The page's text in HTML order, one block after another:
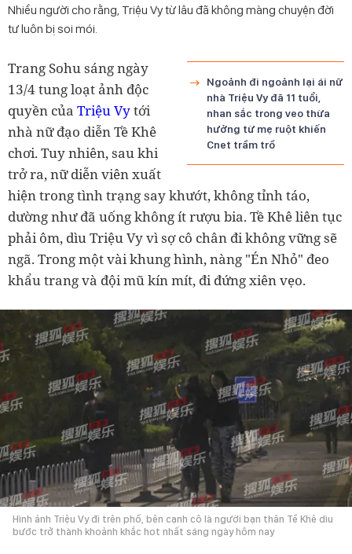
Nhiều người cho rằng, Triệu Vy từ lâu đã không màng chuyện đời
tư luôn bị soi mói.
Ngoảnh đi ngoảnh lại ái nữ
nhà Triệu Vy đã 11 tuổi,
nhan sắc trong veo thừa
hưởng từ mẹ ruột khiến
Cnet trầm trồ
Trang Sohu sáng ngày
13/4 tung loạt ảnh độc
quyền của Triệu Vytới
nhà nữ đạo diễn Tề Khê
chơi. Tuy nhiên, sau khi
trở ra, nữ diễn viên xuất
hiện trong tình trạng say khướt, không tỉnh táo,
dường như đã uống không ít rượu bia. Tề Khê liên tục
phải ôm, dìu Triệu Vy vì sợ cô chân đi không vững sẽ
ngã. Trong một vài khung hình, nàng "Én Nhỏ" đeo
khẩu trang và đội mũ kín mít, đi đứng xiên vẹo.
Hình ảnh Triệu Vy đi trên phố, bên cạnh cô là người bạn thân Tề Khê dìu
bước trở thành khoảnh khắc hot nhất sáng ngày hôm nay